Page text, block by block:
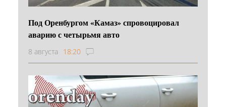
Под Оренбургом «Камаз» спровоцировал
аварию с четырьмя авто
8 августа 18:20